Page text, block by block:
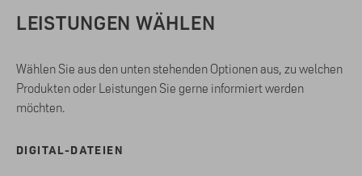
LEISTUNGEN WÄHLEN
Wählen Sie aus den unten stehenden Optionen aus, zu welchen
Produkten oder Leistungen Sie gerne informiert werden
möchten.
DIGITAL-DATEIEN